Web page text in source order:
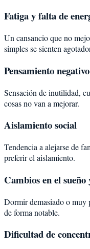
Fatiga y falta de
Un cansancio que no
simples se sienten
Pensamiento
Sensación de inutilidad,
cosas no van a mejorar.
Aislamiento social
Tendencia a alejarse de
preferir el aislamiento.
Cambios en el
Dormir demasiado o muy
de forma notable.
Dificultad de